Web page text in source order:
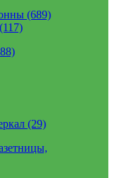
(689)
(29)